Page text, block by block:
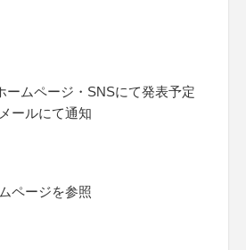
ームページ・SNSにて発表予定
ールにて通知
ページを参照